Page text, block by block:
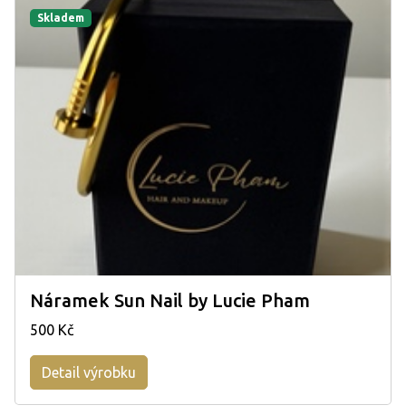
Skladem
Náramek Sun Nail by Lucie Pham
500 Kč
Detail výrobku